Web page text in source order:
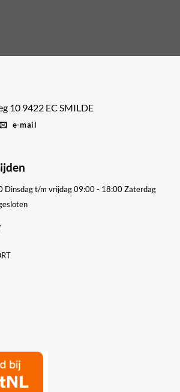
10 9422 EC SMILDE
e-mail
Dinsdag t/m vrijdag 09:00 - 18:00Zaterdag